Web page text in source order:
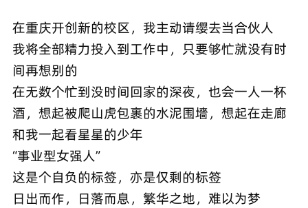
在重庆开创新的校区，我主动请缨去当合伙人
我将全部精力投入到工作中，只要够忙就没有时
间再想别的
在无数个忙到没时间回家的深夜，也会一人一杯
酒，想起被爬山虎包裹的水泥围墻，想起在走廊
和我一起看星星的少年
“事业型女强人”
这是个自负的标签，亦是仅剩的标签
日出而作，日落而息，繁华之地，难以为梦